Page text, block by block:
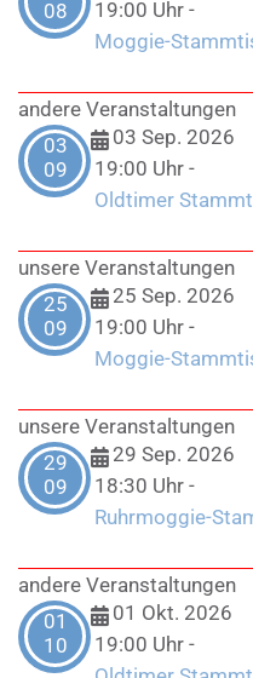
08
19:00 Uhr -
Moggie-
andere Veranstaltungen
03
09
03 Sep. 2026
19:00 Uhr -
Oldtimer
unsere Veranstaltungen
25
09
25 Sep. 2026
19:00 Uhr -
Moggie-
unsere Veranstaltungen
29
09
29 Sep. 2026
18:30 Uhr -
Ruhrmoggie-
andere Veranstaltungen
01
10
01 Okt. 2026
19:00 Uhr -